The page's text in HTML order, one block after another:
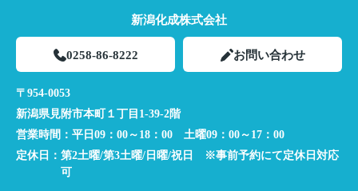
新潟化成株式会社
0258-86-8222 お問い合わせ
〒954-0053
新潟県見附市本町１丁目1-39-2階
営業時間： 平日09：00～18：00 土曜09：00～17：00
定休日： 第2土曜/第3土曜/日曜/祝日 ※事前予約にて定休日対応
可